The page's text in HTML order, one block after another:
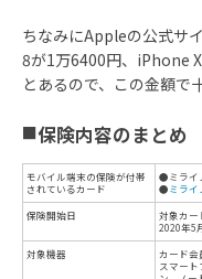
ちなみにAppleの公式サ
8が1万6400円、iPhone
とあるので、この金額で
■保険内容のまとめ